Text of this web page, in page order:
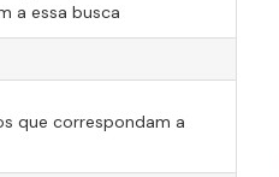
a essa busca
que correspondam a